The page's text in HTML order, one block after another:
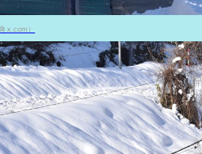
x.com）